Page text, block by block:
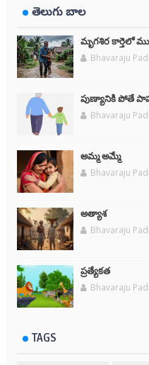
తెలుగు బాల
మృగశిర కార్తెలో
Bhavaraju
పుణ్యానికి పోతే
Bhavaraju
అమ్మ అమ్మే
Bhavaraju
అత్యాశ
Bhavaraju
ప్రత్యేకత
Bhavaraju
TAGS